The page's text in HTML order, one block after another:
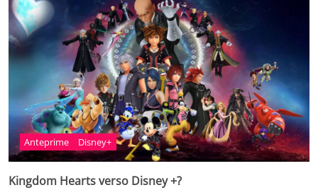
Anteprime Disney+
Kingdom Hearts verso Disney +?